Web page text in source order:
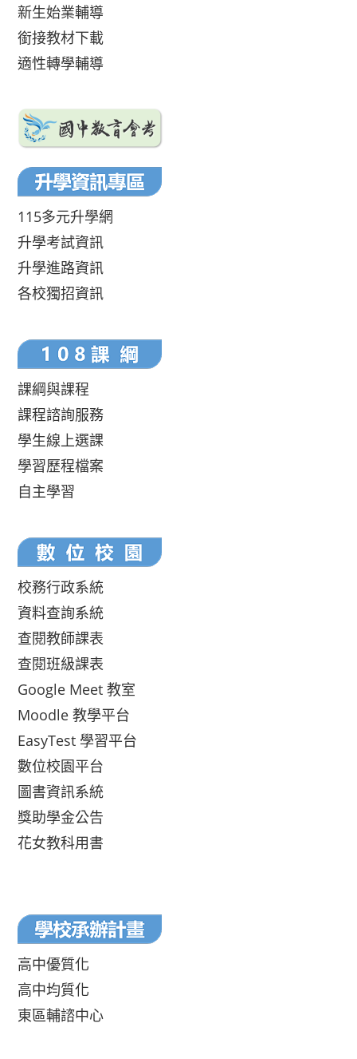
新生始業輔導
銜接教材下載
適性轉學輔導
115多元升學網
升學考試資訊
升學進路資訊
各校獨招資訊
課綱與課程
課程諮詢服務
學生線上選課
學習歷程檔案
自主學習
校務行政系統
資料查詢系統
查閱教師課表
查閱班級課表
Google Meet 教室
Moodle 教學平台
EasyTest 學習平台
數位校園平台
圖書資訊系統
獎助學金公告
花女教科用書
高中優質化
高中均質化
東區輔諮中心